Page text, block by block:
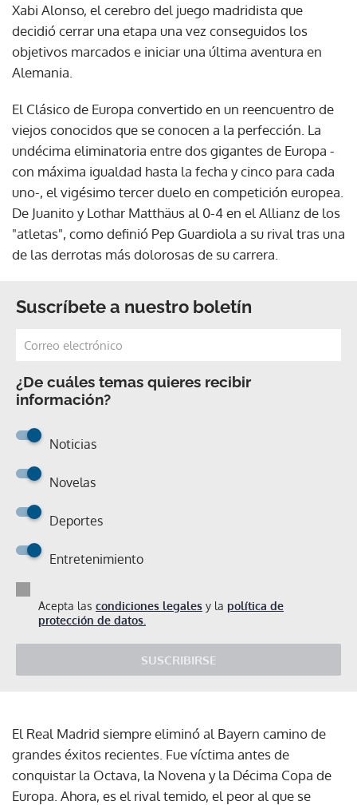
Xabi Alonso, el cerebro del juego madridista que
decidió cerrar una etapa una vez conseguidos los
objetivos marcados e iniciar una última aventura en
Alemania.
El Clásico de Europa convertido en un reencuentro de
viejos conocidos que se conocen a la perfección. La
undécima eliminatoria entre dos gigantes de Europa -
con máxima igualdad hasta la fecha y cinco para cada
uno-, el vigésimo tercer duelo en competición europea.
De Juanito y Lothar Matthäus al 0-4 en el Allianz de los
"atletas", como definió Pep Guardiola a su rival tras una
de las derrotas más dolorosas de su carrera.
Suscríbete a nuestro boletín
¿De cuáles temas quieres recibir
información?
Noticias
Novelas
Deportes
Entretenimiento
Acepta las condiciones legales y la política de
protección de datos.
SUSCRIBIRSE
El Real Madrid siempre eliminó al Bayern camino de
grandes éxitos recientes. Fue víctima antes de
conquistar la Octava, la Novena y la Décima Copa de
Europa. Ahora, es el rival temido, el peor al que se